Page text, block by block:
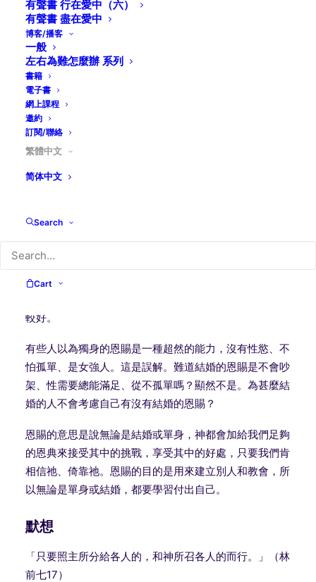
有聲書 行在愛中（六）
有聲書 盡在愛中
博客/播客
一般
左右為難怎麼辦 系列
書籍
電子書
網上課程
邀約
訂閱/聯絡
繁體中文
简体中文
Search
Cart
邱清萍著
2020.9.7.
獨身是神的恩賜，是神賞賜的禮物，可是許多人不敢要，
也不想要。
結婚也是神的恩賜，許多人不但要，而且都爭著要。
保羅說：「各人領受神的恩賜，一個是這樣（獨身），一
個是那樣（結婚）。」兩種都是禮物，為甚麼有如此不同
31）。保羅在本章一節說：「人不結婚是好的。（新國
際版）」在神眼裡，結婚或單身都是好的。可是很多人就
較好。
有些人以為獨身的恩賜是一種超然的能力，沒有性慾、不
怕孤單、是女強人。這是誤解。難道結婚的恩賜是不會吵
架、性需要總能滿足、從不孤單嗎？顯然不是。為甚麼結
婚的人不會考慮自己有沒有結婚的恩賜？
恩賜的意思是說無論是結婚或單身，神都會加給我們足夠
的恩典來接受其中的挑戰，享受其中的好處，只要我們肯
相信祂、倚靠祂。恩賜的目的是用來建立別人和教會，所
以無論是單身或結婚，都要學習付出自己。
默想
「只要照主所分給各人的，和神所召各人的而行。」（林
前七17）